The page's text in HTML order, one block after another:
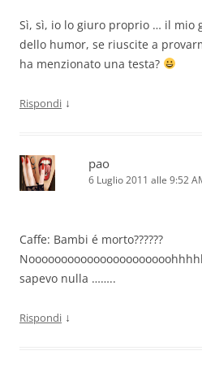
Sì, sì, io lo giuro proprio … il mio
dello humor, se riuscite a
ha menzionato una testa?
Rispondi ↓
pao
6 Luglio 2011 alle 9:52
Caffe: Bambi é morto??????
sapevo nulla ……..
Rispondi ↓